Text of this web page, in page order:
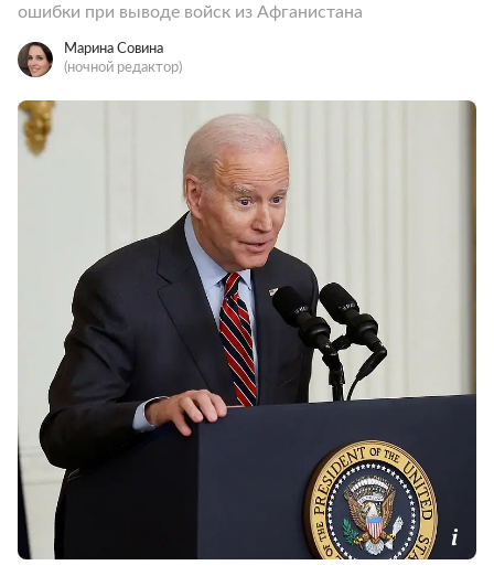
ошибки при выводе войск из Афганистана
Марина Совина
(ночной редактор)